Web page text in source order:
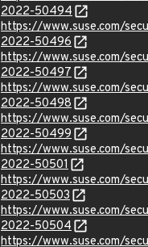
2022-50494
https://www.suse.com/
2022-50496
https://www.suse.com/
2022-50497
https://www.suse.com/
2022-50498
https://www.suse.com/
2022-50499
https://www.suse.com/
2022-50501
https://www.suse.com/
2022-50503
https://www.suse.com/
2022-50504
https://www.suse.com/